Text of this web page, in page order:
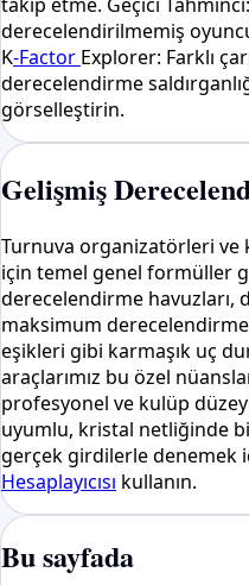
derecelendirilmemiş
K-Factor Explorer: Farklı
derecelendirme
görselleştirin.
Gelişmiş
Turnuva organizatörleri ve
için temel genel formüller
derecelendirme havuzları,
maksimum derecelendirme
eşikleri gibi karmaşık uç
araçlarımız bu özel
profesyonel ve kulüp
uyumlu, kristal netliğinde
gerçek girdilerle denemek
Hesaplayıcısı kullanın.
Bu sayfada